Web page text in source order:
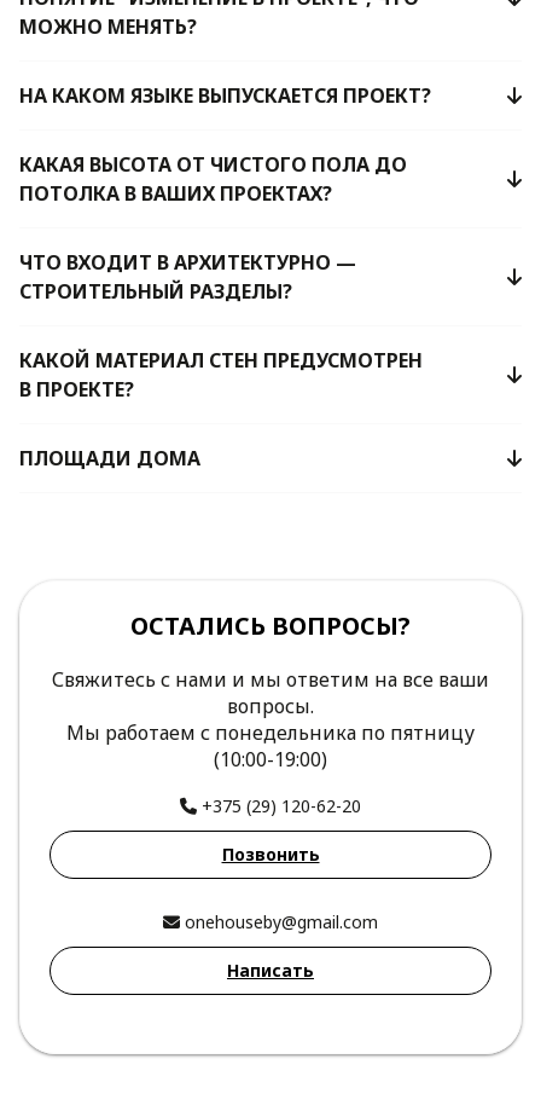
МОЖНО МЕНЯТЬ?
НА КАКОМ ЯЗЫКЕ ВЫПУСКАЕТСЯ ПРОЕКТ?
КАКАЯ ВЫСОТА ОТ ЧИСТОГО ПОЛА ДО
ПОТОЛКА В ВАШИХ ПРОЕКТАХ?
ЧТО ВХОДИТ В АРХИТЕКТУРНО —
СТРОИТЕЛЬНЫЙ РАЗДЕЛЫ?
КАКОЙ МАТЕРИАЛ СТЕН ПРЕДУСМОТРЕН
В ПРОЕКТЕ?
ПЛОЩАДИ ДОМА
ОСТАЛИСЬ ВОПРОСЫ?
Свяжитесь с нами и мы ответим на все ваши
вопросы.
Мы работаем с понедельника по пятницу
(10:00-19:00)
+375 (29) 120-62-20
Позвонить
onehouseby@gmail.com
Написать